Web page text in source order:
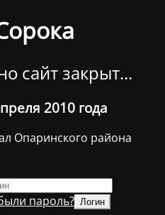
сайт закрыт...
2010 года
Опаринского района
пароль?